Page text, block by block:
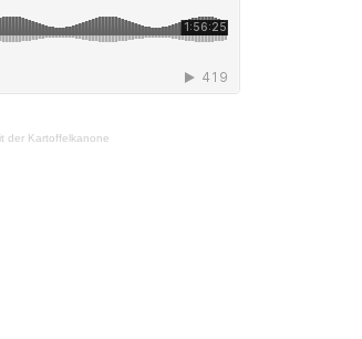
der Kartoffelkanone